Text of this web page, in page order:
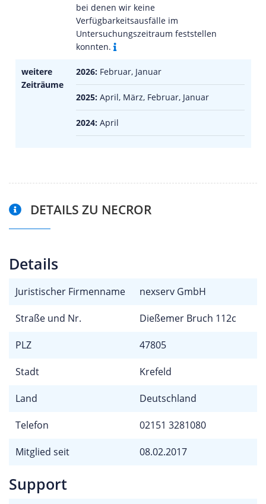
bei denen wir keine
Verfügbarkeitsausfälle im
Untersuchungszeitraum feststellen
konnten.
weitere
Zeiträume
2026: Februar, Januar
2025: April, März, Februar, Januar
2024: April
DETAILS ZU NECROR
Details
Juristischer Firmenname nexserv GmbH
Straße und Nr. Dießemer Bruch 112c
PLZ 47805
Stadt Krefeld
Land Deutschland
Telefon 02151 3281080
Mitglied seit 08.02.2017
Support